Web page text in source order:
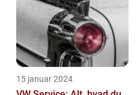
15 januar 2024